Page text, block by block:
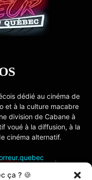
ça ? 🍪
dédié au cinéma de
et à la culture macabre
division de Cabane à
voué à la diffusion, à la
cinéma alternatif.